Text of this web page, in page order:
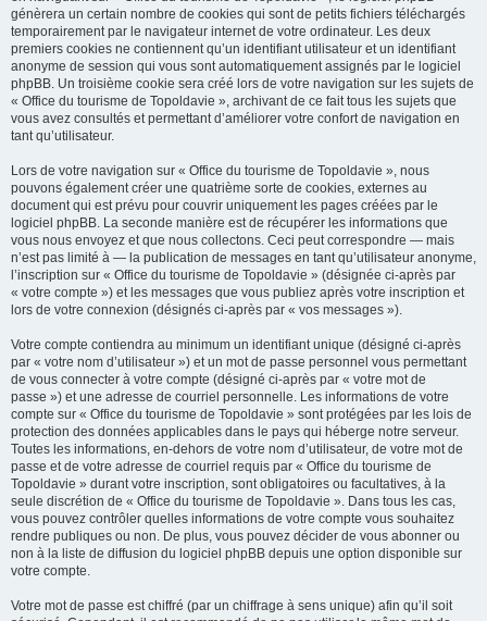
génèrera un certain nombre de cookies qui sont de petits fichiers téléchargés
temporairement par le navigateur internet de votre ordinateur. Les deux
premiers cookies ne contiennent qu’un identifiant utilisateur et un identifiant
anonyme de session qui vous sont automatiquement assignés par le logiciel
phpBB. Un troisième cookie sera créé lors de votre navigation sur les sujets de
« Office du tourisme de Topoldavie », archivant de ce fait tous les sujets que
vous avez consultés et permettant d’améliorer votre confort de navigation en
tant qu’utilisateur.
Lors de votre navigation sur « Office du tourisme de Topoldavie », nous
pouvons également créer une quatrième sorte de cookies, externes au
document qui est prévu pour couvrir uniquement les pages créées par le
logiciel phpBB. La seconde manière est de récupérer les informations que
vous nous envoyez et que nous collectons. Ceci peut correspondre — mais
n’est pas limité à — la publication de messages en tant qu’utilisateur anonyme,
l’inscription sur « Office du tourisme de Topoldavie » (désignée ci-après par
« votre compte ») et les messages que vous publiez après votre inscription et
lors de votre connexion (désignés ci-après par « vos messages »).
Votre compte contiendra au minimum un identifiant unique (désigné ci-après
par « votre nom d’utilisateur ») et un mot de passe personnel vous permettant
de vous connecter à votre compte (désigné ci-après par « votre mot de
passe ») et une adresse de courriel personnelle. Les informations de votre
compte sur « Office du tourisme de Topoldavie » sont protégées par les lois de
protection des données applicables dans le pays qui héberge notre serveur.
Toutes les informations, en-dehors de votre nom d’utilisateur, de votre mot de
passe et de votre adresse de courriel requis par « Office du tourisme de
Topoldavie » durant votre inscription, sont obligatoires ou facultatives, à la
seule discrétion de « Office du tourisme de Topoldavie ». Dans tous les cas,
vous pouvez contrôler quelles informations de votre compte vous souhaitez
rendre publiques ou non. De plus, vous pouvez décider de vous abonner ou
non à la liste de diffusion du logiciel phpBB depuis une option disponible sur
votre compte.
Votre mot de passe est chiffré (par un chiffrage à sens unique) afin qu’il soit